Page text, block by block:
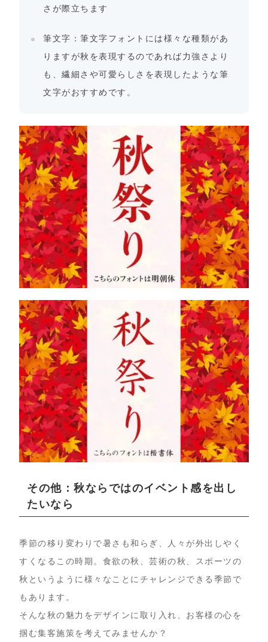
さが際立ちます
筆文字：筆文字フォントには様々な種類があ
りますが秋を表現するのであれば力強さより
も、繊細さや可愛らしさを表現したような筆
文字がおすすめです。
その他：秋ならではのイベント感を出し
たいなら
季節の移り変わりで暑さも和らぎ、人々が外出しやく
すくなるこの時期。食欲の秋、芸術の秋、スポーツの
秋というように様々なことにチャレンジできる季節で
もあります。
そんな秋の魅力をデザインに取り入れ、お客様の心を
掴む集客施策を考えてみませんか？